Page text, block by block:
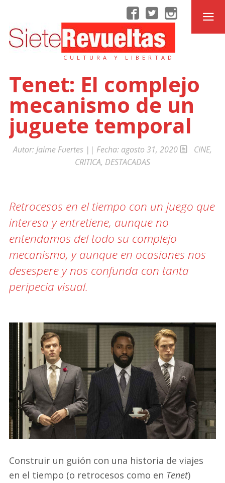
CULTURA Y LIBERTAD
Tenet: El complejo
mecanismo de un
juguete temporal
Autor: Jaime Fuertes || Fecha: agosto 31, 2020 CINE,
CRITICA, DESTACADAS
Retrocesos en el tiempo con un juego que
interesa y entretiene, aunque no
entendamos del todo su complejo
mecanismo, y aunque en ocasiones nos
desespere y nos confunda con tanta
peripecia visual.
Construir un guión con una historia de viajes
en el tiempo (o retrocesos como en Tenet)